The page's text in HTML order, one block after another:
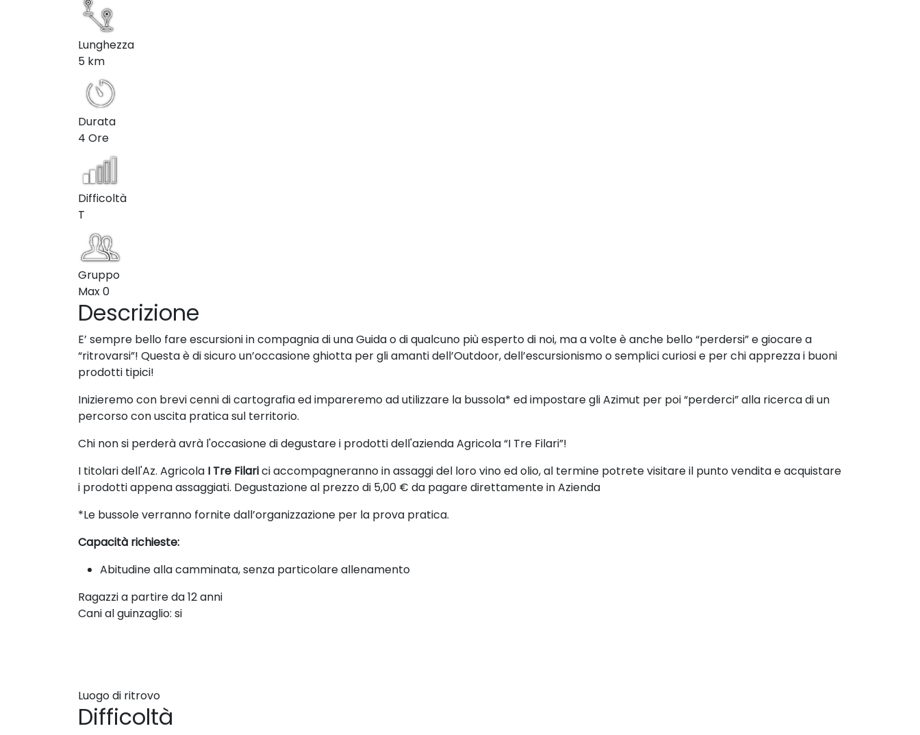
Lunghezza
5 km
Durata
4 Ore
Difficoltà
T
Gruppo
Max0
Descrizione
E’ sempre bello fare escursioni in compagnia di una Guida o di qualcuno più esperto di noi, ma a volte è anche bello “perdersi” e giocare a
“ritrovarsi”! Questa è di sicuro un’occasione ghiotta per gli amanti dell’Outdoor, dell’escursionismo o semplici curiosi e per chi apprezza i buoni
prodotti tipici!
Inizieremo con brevi cenni di cartografia ed impareremo ad utilizzare la bussola* ed impostare gli Azimut per poi “perderci” alla ricerca di un
percorso con uscita pratica sul territorio.
Chi non si perderà avrà l'occasione di degustare i prodotti dell'azienda Agricola “I Tre Filari”!
I titolari dell'Az. Agricola I Tre Filarici accompagneranno in assaggi del loro vino ed olio, al termine potrete visitare il punto vendita e acquistare
i prodotti appena assaggiati. Degustazione al prezzo di 5,00 € da pagare direttamente in Azienda
*Le bussole verranno fornite dall’organizzazione per la prova pratica.
Capacità richieste:
Abitudine alla camminata, senza particolare allenamento
Ragazzi a partire da 12 anni
Cani al guinzaglio: si
Luogo di ritrovo
Difficoltà